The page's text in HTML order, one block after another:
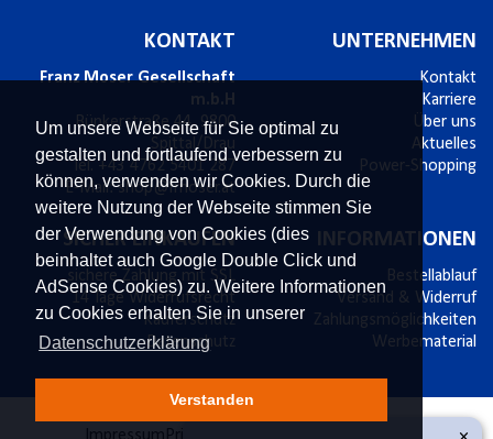
Um unsere Webseite für Sie optimal zu
gestalten und fortlaufend verbessern zu
können, verwenden wir Cookies. Durch die
weitere Nutzung der Webseite stimmen Sie
der Verwendung von Cookies (dies
beinhaltet auch Google Double Click und
AdSense Cookies) zu. Weitere Informationen
zu Cookies erhalten Sie in unserer
Datenschutzerklärung
Verstanden
KONTAKT
Franz Moser Gesellschaft
m.b.H
Bünkerstraße 44,9800
Spittal/Drau
Tel. +43 4762 5401 287
E-Mail: shop@fmoser.at
UNTERNEHMEN
Kontakt
Karriere
Über uns
Aktuelles
Power-Shopping
SICHER EINKAUFEN
sichere Zahlung mit SSL
14 Tage Widerrufsrecht
Käuferschutz
Datenschutz
INFORMATIONEN
Bestellablauf
Versand & Widerruf
Zahlungsmöglichkeiten
Werbematerial